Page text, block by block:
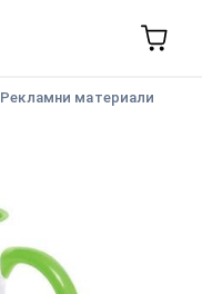
Рекламни материали